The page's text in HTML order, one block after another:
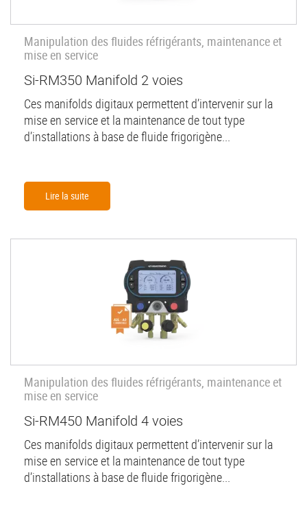
Manipulation des fluides réfrigérants, maintenance et
mise en service
Si-RM350 Manifold 2 voies
Ces manifolds digitaux permettent d’intervenir sur la
mise en service et la maintenance de tout type
d’installations à base de fluide frigorigène...
Lire la suite
Manipulation des fluides réfrigérants, maintenance et
mise en service
Si-RM450 Manifold 4 voies
Ces manifolds digitaux permettent d’intervenir sur la
mise en service et la maintenance de tout type
d’installations à base de fluide frigorigène...